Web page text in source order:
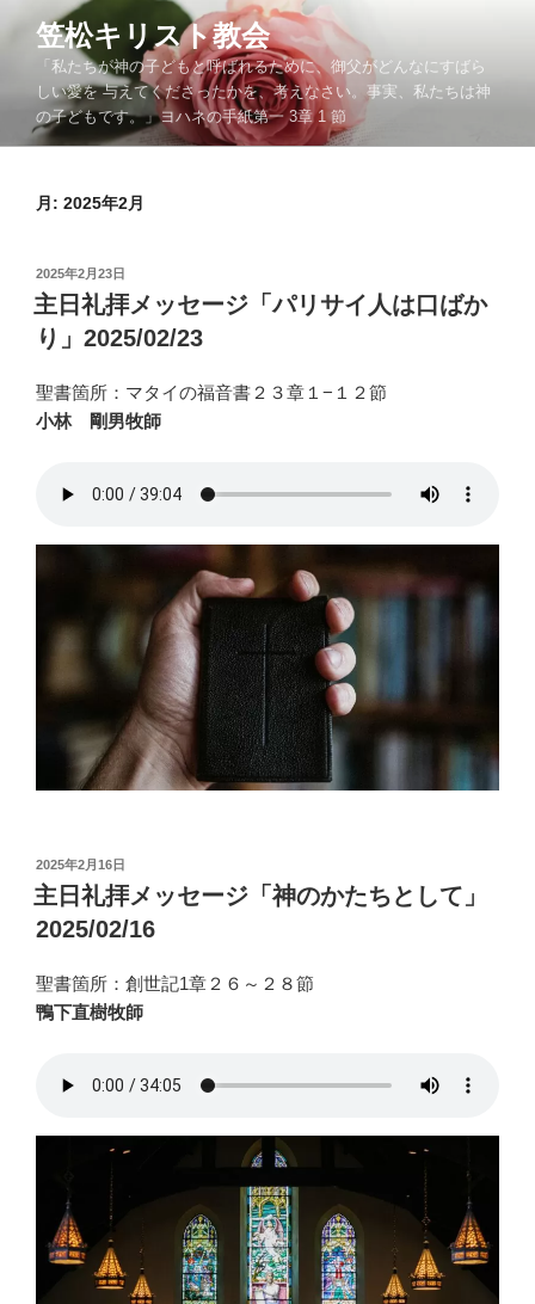
笠松キリスト教会
「私たちが神の子どもと呼ばれるために、御父がどんなにすばら
しい愛を 与えてくださったかを、考えなさい。事実、私たちは神
の子どもです。」ヨハネの手紙第一 3章 1 節
月: 2025年2月
投
稿
日:
2025年2月23日
主日礼拝メッセージ「パリサイ人は口ばか
り」2025/02/23
聖書箇所：マタイの福音書２３章１−１２節
小林 剛男牧師
投
稿
日:
2025年2月16日
主日礼拝メッセージ「神のかたちとして」
2025/02/16
聖書箇所：創世記1章２６～２８節
鴨下直樹牧師